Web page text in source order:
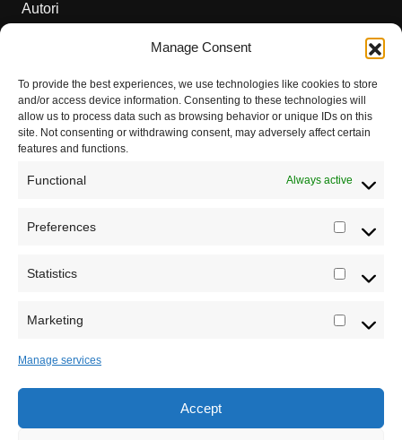
Manage Consent
To provide the best experiences, we use technologies like cookies to store
and/or access device information. Consenting to these technologies will
allow us to process data such as browsing behavior or unique IDs on this
site. Not consenting or withdrawing consent, may adversely affect certain
features and functions.
Functional Always active
Preferences
Statistics
Marketing
Manage services
Accept
Autori
Dešavanja
Kontakt
Misija sajta Sve o arheologiji
Sva prava zadržava Sve o arheologiji 2019-2026